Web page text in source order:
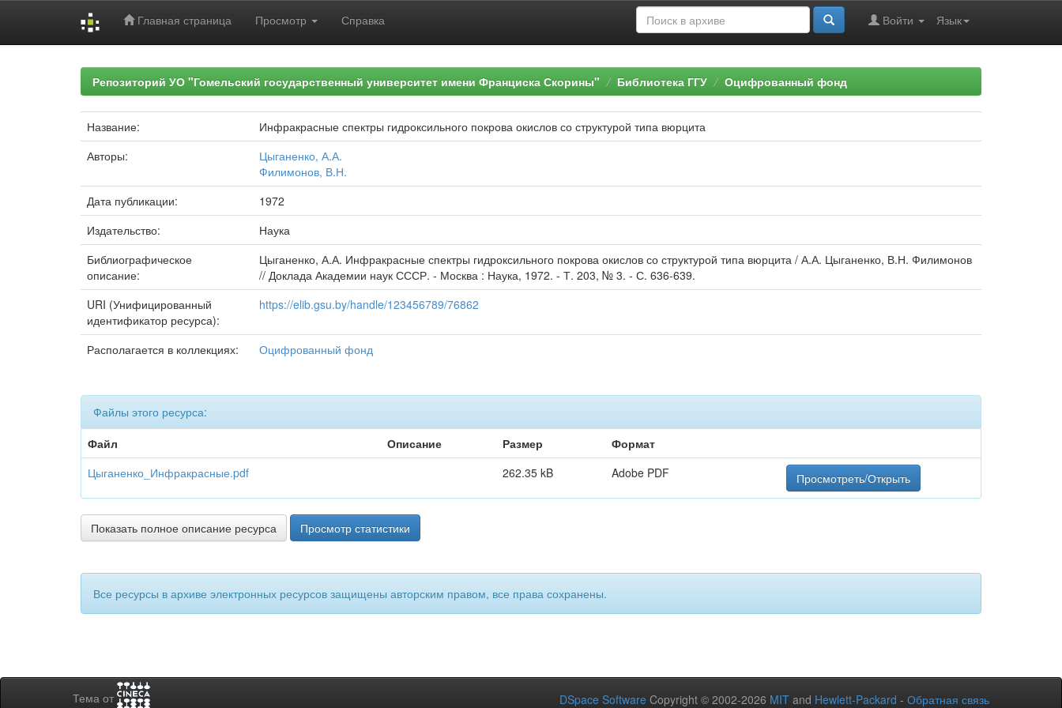
Главная страница Просмотр Справка Язык
Войти
Репозиторий УО "Гомельский государственный университет имени Франциска Скорины" Библиотека ГГУ Оцифрованный фонд
Название:
Инфракрасные спектры гидроксильного покрова окислов со структурой типа вюрцита
Авторы:
Цыганенко, А.А.
Филимонов, В.Н.
Дата публикации:
1972
Издательство:
Наука
Библиографическое
описание:
Цыганенко, А.А. Инфракрасные спектры гидроксильного покрова окислов со структурой типа вюрцита / А.А. Цыганенко, В.Н. Филимонов
// Доклада Академии наук СССР. - Москва : Наука, 1972. - Т. 203, № 3. - С. 636-639.
URI (Унифицированный
идентификатор ресурса):
https://elib.gsu.by/handle/123456789/76862
Располагается в коллекциях: Оцифрованный фонд
Файлы этого ресурса:
Файл
Описание Размер
Формат
Цыганенко_Инфракрасные.pdf
262.35 kB Adobe PDF Просмотреть/Открыть
Показать полное описание ресурса Просмотр статистики
Все ресурсы в архиве электронных ресурсов защищены авторским правом, все права сохранены.
Тема от DSpace Software Copyright © 2002-2026 MIT and Hewlett-Packard - Обратная связь